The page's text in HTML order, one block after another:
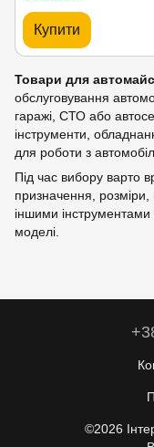
Купити
Товари для
обслуговування
гаражі, СТО або
інструменти,
для роботи з
Під час вибору варто
призначення, розміри,
іншими інструментами
моделі.
©2026